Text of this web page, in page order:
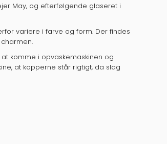
May, og efterfølgende glaseret i
variere i farve og form. Der findes
komme i opvaskemaskinen og
at kopperne står rigtigt, da slag